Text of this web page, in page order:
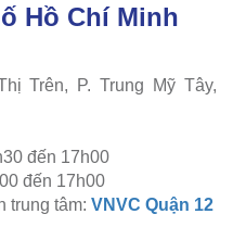
Hồ Chí Minh
Trên, P. Trung Mỹ Tây,
đến 17h00
đến 17h00
trung tâm: VNVC Quận 12